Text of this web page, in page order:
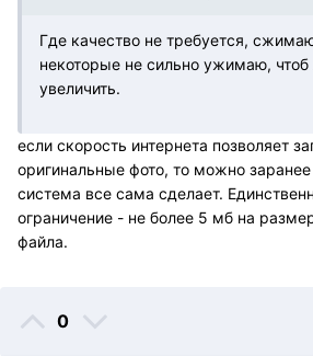
Где качество не требуется,
некоторые не сильно ужимаю,
увеличить.
если скорость интернета позволяет
оригинальные фото, то можно
система все сама сделает.
ограничение - не более 5 мб на
файла.
0